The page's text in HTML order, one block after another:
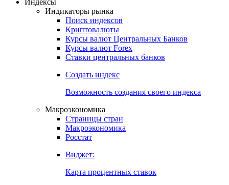
Индикаторы рынка
Поиск индексов
Криптовалюты
Курсы валют Центральных Банков
Курсы валют Forex
Ставки центральных банков
Создать индекс
Возможность создания своего индекса
Макроэкономика
Страницы стран
Макроэкономика
Росстат
Виджет:
Карта процентных ставок